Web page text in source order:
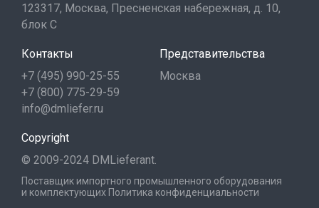
123317, Москва, Пресненская набережная, д. 10,
блок С
Контакты
+7 (495) 990-25-55
+7 (800) 775-29-59
info@dmliefer.ru
Представительства
Москва
Copyright
© 2009-2024 DMLieferant.
Поставщик импортного промышленного оборудования
и комплектующих Политика конфиденциальности